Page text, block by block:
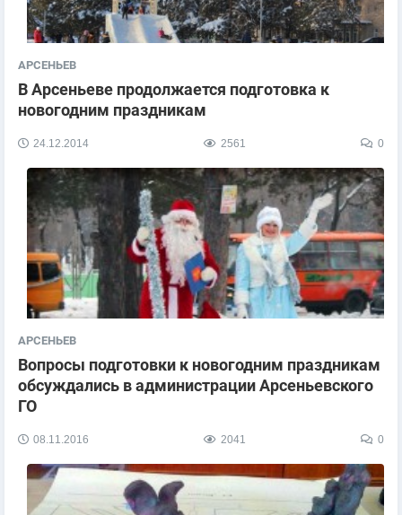
АРСЕНЬЕВ
В Арсеньеве продолжается подготовка к
новогодним праздникам
24.12.2014 2561 0
АРСЕНЬЕВ
Вопросы подготовки к новогодним праздникам
обсуждались в администрации Арсеньевского
ГО
08.11.2016 2041 0